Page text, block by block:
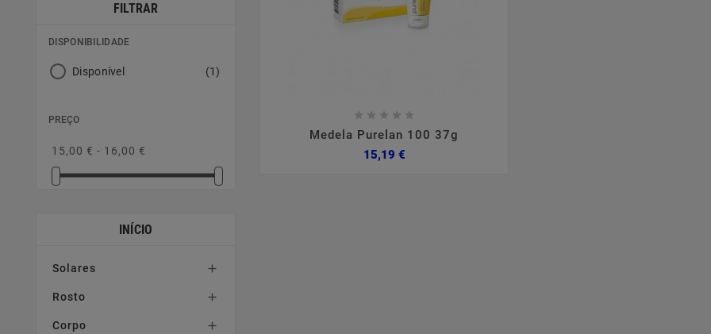
FILTRAR
DISPONIBILIDADE
Disponível (1)
PREÇO
15,00 € - 16,00 €
INÍCIO
Solares 
Rosto 
Corpo 
    
Medela Purelan 100 37g
15,19 €Preço